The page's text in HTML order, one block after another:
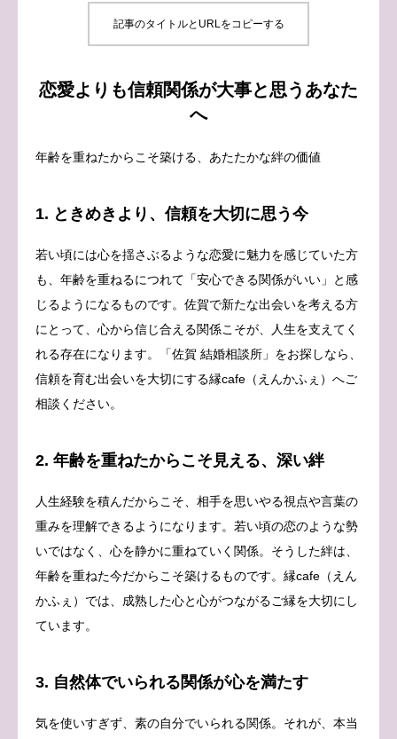
記事のタイトルとURLをコピーする
恋愛よりも信頼関係が大事と思うあなた
へ
年齢を重ねたからこそ築ける、あたたかな絆の価値
1. ときめきより、信頼を大切に思う今
若い頃には心を揺さぶるような恋愛に魅力を感じていた方
も、年齢を重ねるにつれて「安心できる関係がいい」と感
じるようになるものです。佐賀で新たな出会いを考える方
にとって、心から信じ合える関係こそが、人生を支えてく
れる存在になります。「佐賀 結婚相談所」をお探しなら、
信頼を育む出会いを大切にする縁cafe（えんかふぇ）へご
相談ください。
2. 年齢を重ねたからこそ見える、深い絆
人生経験を積んだからこそ、相手を思いやる視点や言葉の
重みを理解できるようになります。若い頃の恋のような勢
いではなく、心を静かに重ねていく関係。そうした絆は、
年齢を重ねた今だからこそ築けるものです。縁cafe（えん
かふぇ）では、成熟した心と心がつながるご縁を大切にし
ています。
3. 自然体でいられる関係が心を満たす
気を使いすぎず、素の自分でいられる関係。それが、本当